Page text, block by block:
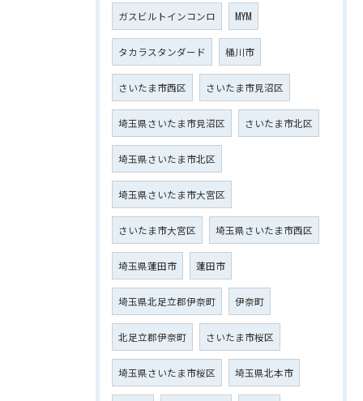
ガスビルトインコンロ MYM
タカラスタンダード 桶川市
さいたま市西区 さいたま市見沼区
埼玉県さいたま市見沼区 さいたま市北区
埼玉県さいたま市北区
埼玉県さいたま市大宮区
さいたま市大宮区 埼玉県さいたま市西区
埼玉県蓮田市 蓮田市
埼玉県北足立郡伊奈町 伊奈町
北足立郡伊奈町 さいたま市桜区
埼玉県さいたま市桜区 埼玉県北本市